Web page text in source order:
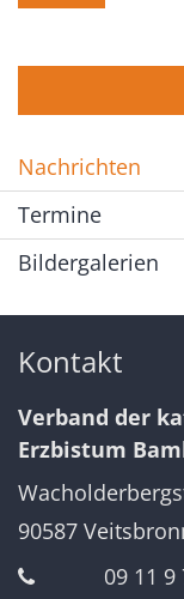
Nachrichten
Termine
Bildergalerien
Kontakt
Verband der
Erzbistum
90587
09 11 9